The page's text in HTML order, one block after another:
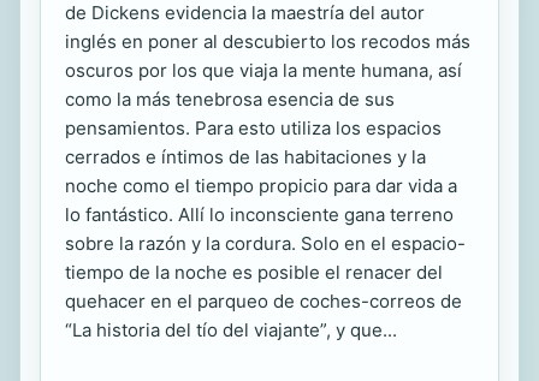
de Dickens evidencia la maestría del autor
inglés en poner al descubierto los recodos más
oscuros por los que viaja la mente humana, así
como la más tenebrosa esencia de sus
pensamientos. Para esto utiliza los espacios
cerrados e íntimos de las habitaciones y la
noche como el tiempo propicio para dar vida a
lo fantástico. Allí lo inconsciente gana terreno
sobre la razón y la cordura. Solo en el espacio-
tiempo de la noche es posible el renacer del
quehacer en el parqueo de coches-correos de
“La historia del tío del viajante”, y que...